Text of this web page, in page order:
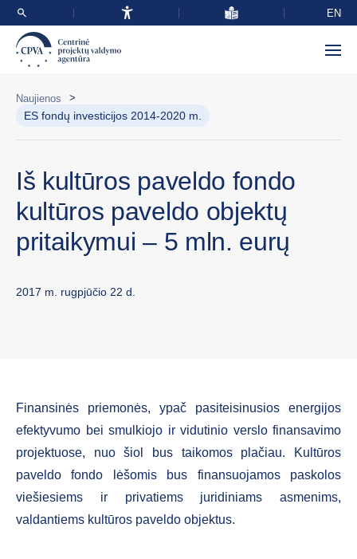
EN
Naujienos >
ES fondų investicijos 2014-2020 m.
Iš kultūros paveldo fondo
kultūros paveldo objektų
pritaikymui – 5 mln. eurų
2017 m. rugpjūčio 22 d.
Finansinės priemonės, ypač pasiteisinusios energijos
efektyvumo bei smulkiojo ir vidutinio verslo finansavimo
projektuose, nuo šiol bus taikomos plačiau. Kultūros
paveldo fondo lėšomis bus finansuojamos paskolos
viešiesiems ir privatiems juridiniams asmenims,
valdantiems kultūros paveldo objektus.